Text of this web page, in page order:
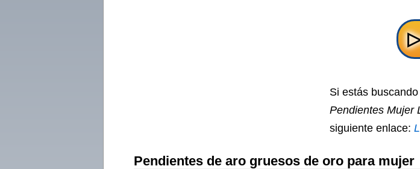
Si estás
Pendientes Mujer
siguiente enlace:
Pendientes de aro gruesos de oro para mujer